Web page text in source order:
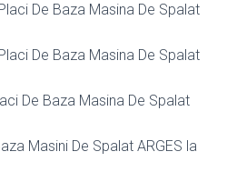
De Baza Masina De Spalat
De Baza Masina De Spalat
De Baza Masina De Spalat
Masini De Spalat ARGES la